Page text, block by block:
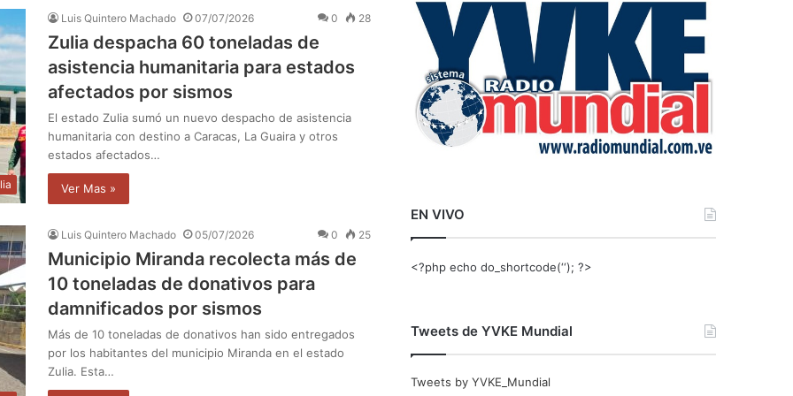
Luis Quintero Machado 07/07/2026 0 28
Zulia despacha 60 toneladas de
asistencia humanitaria para estados
afectados por sismos
El estado Zulia sumó un nuevo despacho de asistencia
humanitaria con destino a Caracas, La Guaira y otros
estados afectados…
Ver Mas »
Luis Quintero Machado 05/07/2026 0 25
Municipio Miranda recolecta más de
10 toneladas de donativos para
damnificados por sismos
Más de 10 toneladas de donativos han sido entregados
por los habitantes del municipio Miranda en el estado
Zulia. Esta…
r
EN VIVO
<?php echo do_shortcode(‘‘); ?>
Tweets de YVKE Mundial
Tweets by YVKE_Mundial